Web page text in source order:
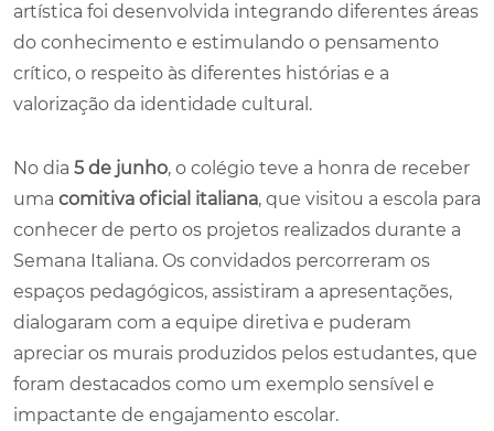
artística foi desenvolvida integrando diferentes áreas
do conhecimento e estimulando o pensamento
crítico, o respeito às diferentes histórias e a
valorização da identidade cultural.
No dia 5 de junho, o colégio teve a honra de receber
uma comitiva oficial italiana, que visitou a escola para
conhecer de perto os projetos realizados durante a
Semana Italiana. Os convidados percorreram os
espaços pedagógicos, assistiram a apresentações,
dialogaram com a equipe diretiva e puderam
apreciar os murais produzidos pelos estudantes, que
foram destacados como um exemplo sensível e
impactante de engajamento escolar.